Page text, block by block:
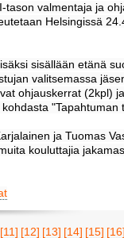
tason valmentaja ja
Helsingissä
sisällään etänä
valitsemassa
ohjauskerrat (2kpl)
"Tapahtuman
ja Tuomas
kouluttajia
[11] [12] [13] [14] [15]